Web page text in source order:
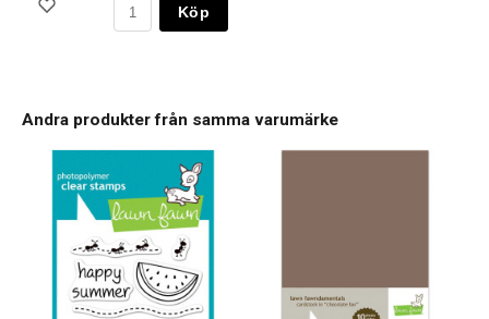
Köp
Andra produkter från samma varumärke